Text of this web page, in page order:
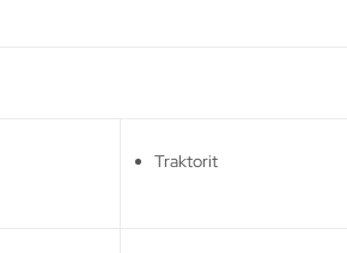
Traktorit